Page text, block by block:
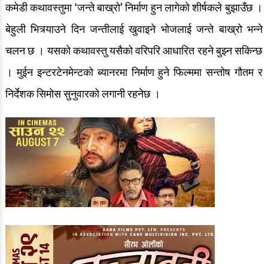
कमेडी कथावस्तुमा ‘जन्ते बाख्रो’ निर्माण हुन लागेको शीर्षकले बुझाउँछ ।
बेहुली भित्र्याउने दिन जन्तीलाई खुवाइने भोजलाई जन्ते बाख्रो भन्ने
चलन छ । यसको कथावस्तु यसैको वरिपरि आधारित रहने बुझ्न सकिन्छ
। मुईन इन्टरटेनमेन्टको ब्यानरमा निर्माण हुने फिल्ममा सन्तोष गौतम र
निर्देशक सिमोस सुनुवारको लगानी रहनेछ ।